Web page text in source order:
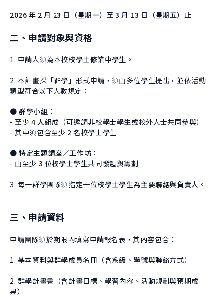
2026 年 2 月 23 日（星期一）至 3 月 13 日（星期五）止
二、申請對象與資格
1. 申請人須為本校校學士修業中學生 。
2. 本計畫採「群學」形式申請，須由多位學生提出，並依活動
類型符合以下人數規定：
● 群學小組 ：
- 至少 4 人組成（可邀請非校學士學生或校外人士共同參與）
- 其中須包含至少 2 名校學士學生
● 特定主題講座／工作坊 ：
- 由至少 3 位校學士學生共同發起與籌劃
3. 每一群學團隊須指定一位校學士學生為主要聯絡與負責人 。
三、申請資料
申請團隊須於期限內填寫申請報名表，其內容包含：
1. 基本資料與群學成員名冊（含系級、學號與聯絡方式）
2. 群學計畫書（含計畫目標、學習內容、活動規劃與預期成
果）